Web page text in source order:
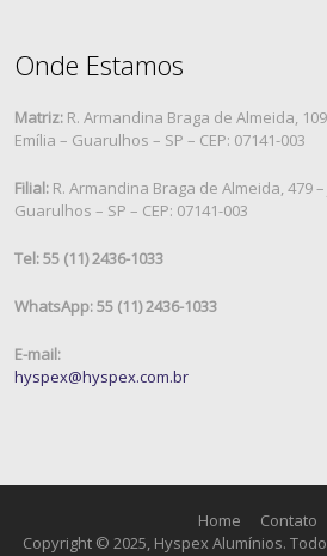
Onde Estamos
Matriz: R. Armandina Braga de Almeida,
Emília – Guarulhos – SP – CEP: 07141-003
Filial: R. Armandina Braga de Almeida, 479 –
Guarulhos – SP – CEP: 07141-003
Tel: 55 (11) 2436-1033
WhatsApp: 55 (11) 2436-1033
E-mail:
hyspex@hyspex.com.br
Home
Contato
Copyright © 2025, Hyspex Alumínios.